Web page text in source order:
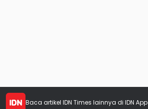
Baca artikel IDN Times lainnya di IDN App